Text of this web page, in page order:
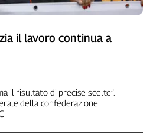
il lavoro continua a
il risultato di precise scelte”.
della confederazione